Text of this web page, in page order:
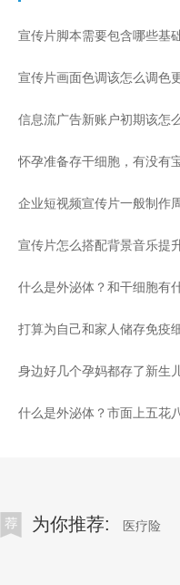
宣传片脚本需要包含哪些基
宣传片画面色调该怎么调色
信息流广告新账户初期该怎
企业短视频宣传片一般制作
宣传片怎么搭配背景音乐提
什么是外泌体？和干细胞有
为你推荐: 医疗险